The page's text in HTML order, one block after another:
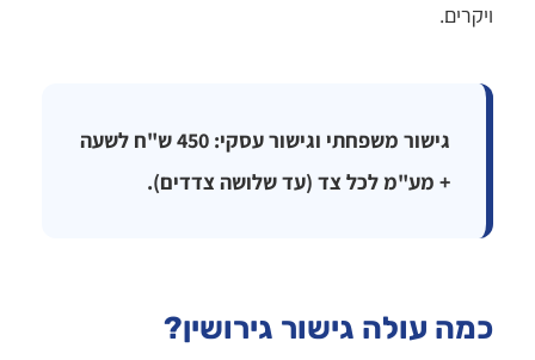
ויקרים.
גישור משפחתי וגישור עסקי: 450 ש"ח לשעה
+ מע"מ לכל צד (עד שלושה צדדים).
כמה עולה גישור גירושין?